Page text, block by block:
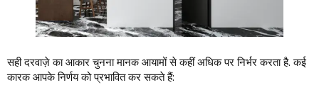
सही दरवाज़े का आकार चुनना मानक आयामों से कहीं अधिक पर निर्भर करता है. कई
कारक आपके निर्णय को प्रभावित कर सकते हैं: